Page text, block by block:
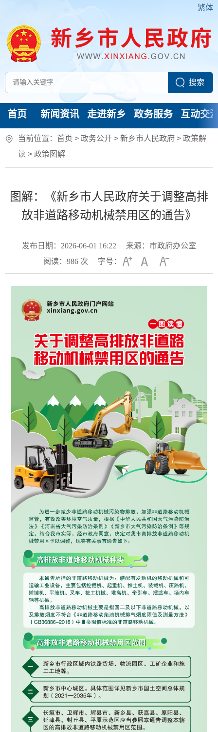
繁体
首页 新闻资讯 走进新乡 政务服务 互动交
当前位置： 首页 > 政务公开 > 新乡市人民政府 > 政策解
读 > 政策图解
图解：《新乡市人民政府关于调整高排
放非道路移动机械禁用区的通告》
发布日期：2026-06-01 16:22
来源：市政府办公室
阅读： 986次 字号：